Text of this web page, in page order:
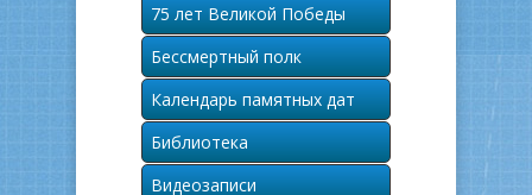
75 лет Великой Победы
Бессмертный полк
Календарь памятных дат
Библиотека
Видеозаписи